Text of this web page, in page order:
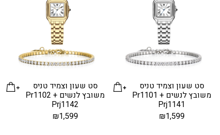
סט שעון וצמיד טניס
משובץ לנשים Pr1101 +
Prj1141
₪1,599
סט שעון וצמיד טניס
משובץ לנשים Pr1102 +
Prj1142
₪1,599